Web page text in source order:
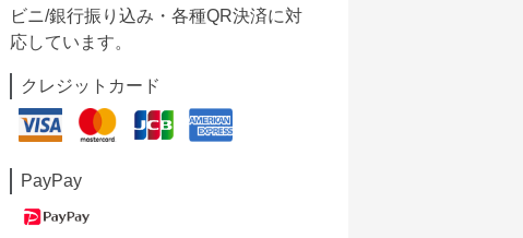
ビニ/銀行振り込み・各種QR決済に対
応しています。
クレジットカード
PayPay